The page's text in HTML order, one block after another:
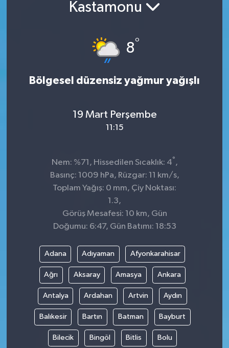
Kastamonu
8°
Bölgesel düzensiz yağmur yağışlı
19 Mart Perşembe
11:15
Nem: %71, Hissedilen Sıcaklık: 4° ,
Basınç: 1009 hPa, Rüzgar: 11 km/s,
Toplam Yağış: 0 mm, Çiy Noktası:
1.3,
Görüş Mesafesi: 10 km, Gün
Doğumu: 6:47, Gün Batımı: 18:53
Adana Adıyaman Afyonkarahisar
Ağrı Aksaray Amasya Ankara
Antalya Ardahan Artvin Aydın
Balıkesir Bartın Batman Bayburt
Bilecik Bingöl Bitlis Bolu